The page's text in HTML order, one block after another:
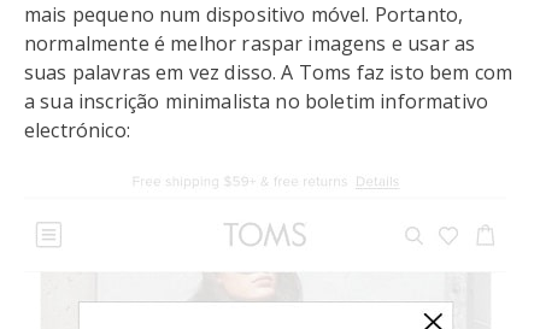
mais pequeno num dispositivo móvel. Portanto,
normalmente é melhor raspar imagens e usar as
suas palavras em vez disso. A Toms faz isto bem com
a sua inscrição minimalista no boletim informativo
electrónico: